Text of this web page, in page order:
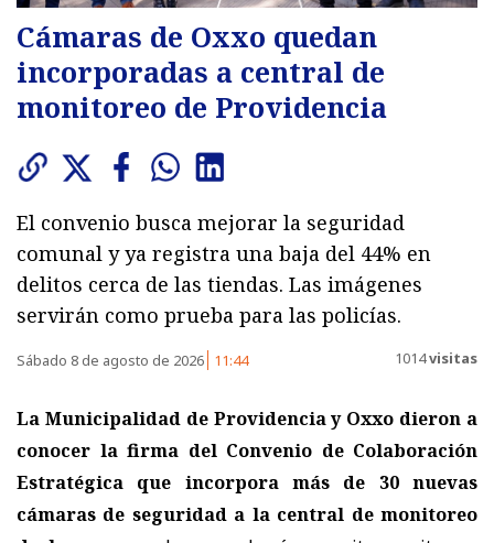
Cámaras de Oxxo quedan
incorporadas a central de
monitoreo de Providencia
El convenio busca mejorar la seguridad
comunal y ya registra una baja del 44% en
delitos cerca de las tiendas. Las imágenes
servirán como prueba para las policías.
Sábado 8 de agosto de 2026 11:44 1014visitas
La Municipalidad de Providencia y Oxxo dieron a
conocer la firma del Convenio de Colaboración
Estratégica que incorpora más de 30 nuevas
cámaras de seguridad a la central de monitoreo